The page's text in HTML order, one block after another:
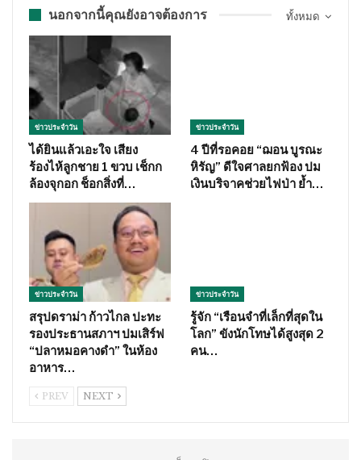
ทั้งหมด
นอกจากนี้คุณยังอาจต้องการ
ข่าวประจำวัน
ได้ยินแล้วเอะใจ เสียง
ร้องไห้ลูกชาย 1 ขวบ เช็กก
ล้องจุกอก ช็อกสิ่งที่…
ข่าวประจำวัน
4 ปีที่รอคอย “ฌอน บูรณะ
หิรัญ” ดีใจศาลยกฟ้อง ปม
เงินบริจาคช่วยไฟป่า ย้ำ…
ข่าวประจำวัน
สรุปดราม่า ก้าวไกล ปะทะ
รองประธานสภาฯ ปมเสิร์ฟ
“ปลาหมอคางดำ” ในห้อง
อาหาร…
ข่าวประจำวัน
รู้จัก “เรือนจำที่เล็กที่สุดใน
โลก” ขังนักโทษได้สูงสุด 2
คน…
PREV NEXT